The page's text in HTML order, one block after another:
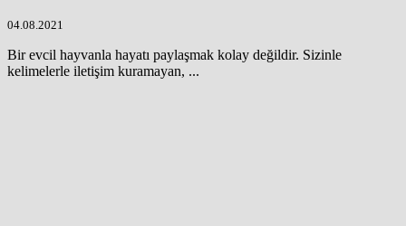
04.08.2021
Bir evcil hayvanla hayatı paylaşmak kolay değildir. Sizinle
kelimelerle iletişim kuramayan, ...